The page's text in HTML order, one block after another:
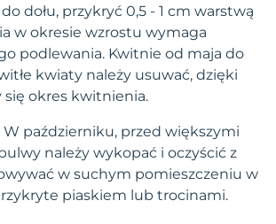
dołu, przykryć 0,5 - 1 cm warstwą
w okresie wzrostu wymaga
podlewania. Kwitnie od maja do
kwiaty należy usuwać, dzięki
się okres kwitnienia.
W październiku, przed większymi
należy wykopać i oczyścić z
w suchym pomieszczeniu w
piaskiem lub trocinami.